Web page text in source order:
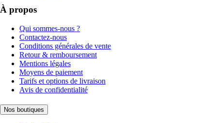
À propos
Qui sommes-nous ?
Contactez-nous
Conditions générales de vente
Retour & remboursement
Mentions légales
Moyens de paiement
Tarifs et options de livraison
Avis de confidentialité
Nos boutiques